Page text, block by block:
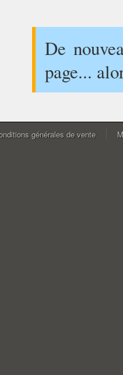
De
page...
générales de vente